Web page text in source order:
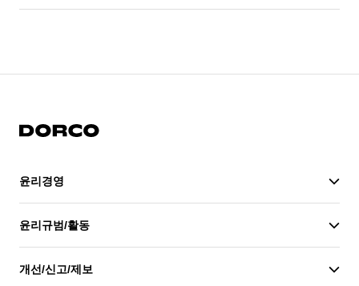
도루코
윤리경영
윤리경영
윤리규범/활동
개선/신고/제보